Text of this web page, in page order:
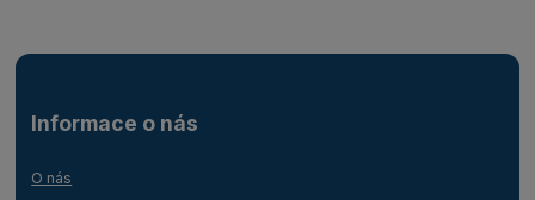
Informace o nás
O nás